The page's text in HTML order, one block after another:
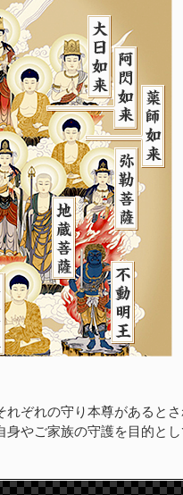
れぞれの守り本尊があると
身やご家族の守護を目的と